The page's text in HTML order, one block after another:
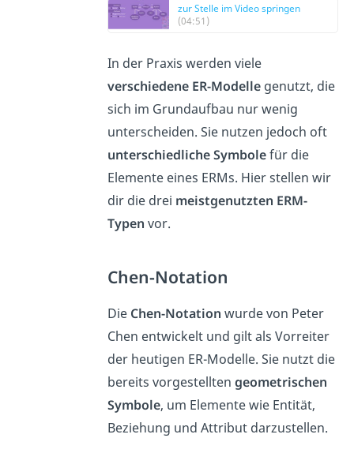
zur Stelle im Video springen
(04:51)
In der Praxis werden viele
verschiedene ER-Modellegenutzt, die
sich im Grundaufbau nur wenig
unterscheiden. Sie nutzen jedoch oft
unterschiedliche Symbolefür die
Elemente eines ERMs. Hier stellen wir
dir die drei meistgenutzten ERM-
Typen vor.
Chen-Notation
Die Chen-Notation wurde von Peter
Chen entwickelt und gilt als Vorreiter
der heutigen ER-Modelle. Sie nutzt die
bereits vorgestellten geometrischen
Symbole, um Elemente wie Entität,
Beziehung und Attribut darzustellen.